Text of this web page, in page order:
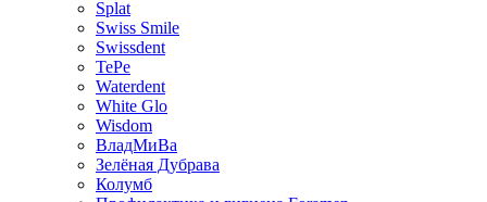
Splat
Swiss Smile
Swissdent
TePe
Waterdent
White Glo
Wisdom
ВладМиВа
Зелёная Дубрава
Колумб